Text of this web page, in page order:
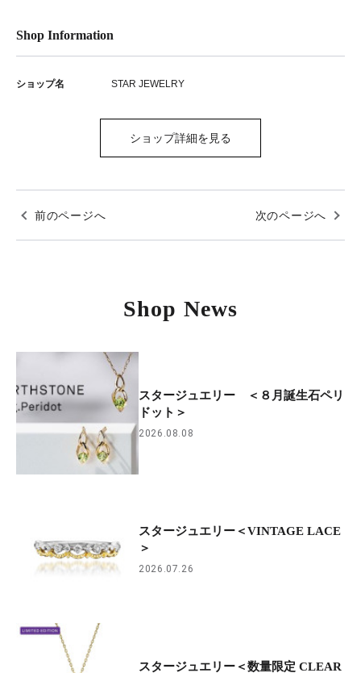
Shop Information
ショップ名 STAR JEWELRY
ショップ詳細を見る
前のページへ 次のページへ
Shop News
スタージュエリー ＜８月誕生石ペリ
ドット＞
2026.08.08
スタージュエリー＜VINTAGE LACE
＞
2026.07.26
スタージュエリー＜数量限定 CLEAR